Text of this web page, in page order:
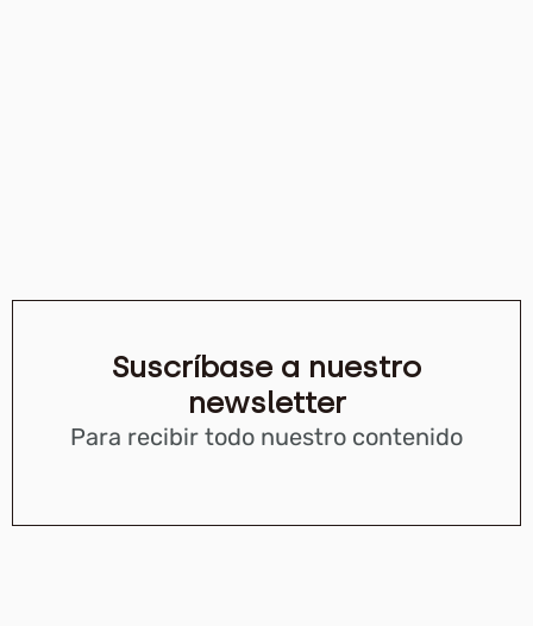
Suscríbase a nuestro
newsletter
Para recibir todo nuestro contenido